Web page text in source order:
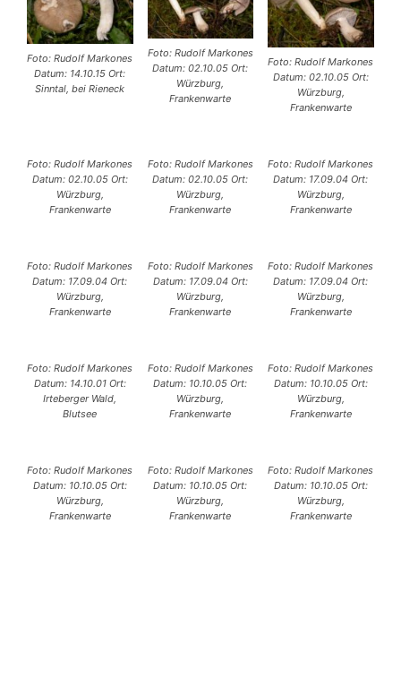
Foto: Rudolf Markones
Datum: 14.10.15 Ort:
Sinntal, bei Rieneck
Foto: Rudolf Markones
Datum: 02.10.05 Ort:
Würzburg,
Frankenwarte
Foto: Rudolf Markones
Datum: 02.10.05 Ort:
Würzburg,
Frankenwarte
Foto: Rudolf Markones
Datum: 02.10.05 Ort:
Würzburg,
Frankenwarte
Foto: Rudolf Markones
Datum: 02.10.05 Ort:
Würzburg,
Frankenwarte
Foto: Rudolf Markones
Datum: 17.09.04 Ort:
Würzburg,
Frankenwarte
Foto: Rudolf Markones
Datum: 17.09.04 Ort:
Würzburg,
Frankenwarte
Foto: Rudolf Markones
Datum: 17.09.04 Ort:
Würzburg,
Frankenwarte
Foto: Rudolf Markones
Datum: 17.09.04 Ort:
Würzburg,
Frankenwarte
Foto: Rudolf Markones
Datum: 14.10.01 Ort:
Irteberger Wald,
Blutsee
Foto: Rudolf Markones
Datum: 10.10.05 Ort:
Würzburg,
Frankenwarte
Foto: Rudolf Markones
Datum: 10.10.05 Ort:
Würzburg,
Frankenwarte
Foto: Rudolf Markones
Datum: 10.10.05 Ort:
Würzburg,
Frankenwarte
Foto: Rudolf Markones
Datum: 10.10.05 Ort:
Würzburg,
Frankenwarte
Foto: Rudolf Markones
Datum: 10.10.05 Ort:
Würzburg,
Frankenwarte